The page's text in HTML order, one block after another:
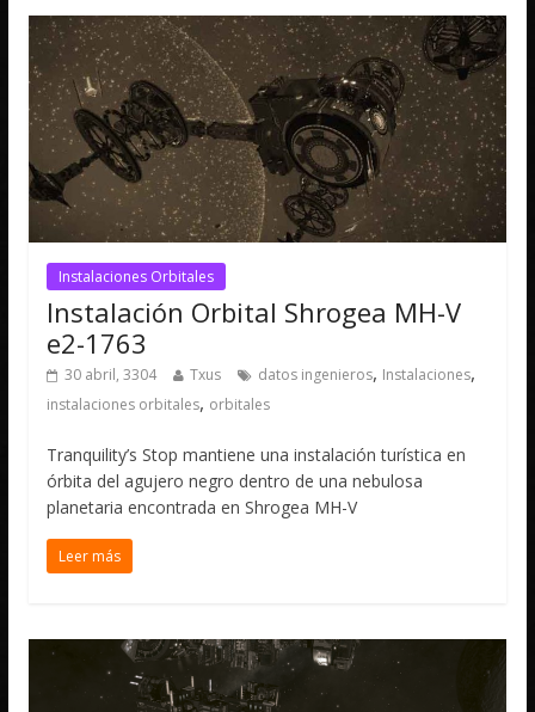
Instalaciones Orbitales
Instalación Orbital Shrogea MH-V
e2-1763
30 abril, 3304 Txus datos ingenieros, Instalaciones,
instalaciones orbitales, orbitales
Tranquility’s Stop mantiene una instalación turística en
órbita del agujero negro dentro de una nebulosa
planetaria encontrada en Shrogea MH-V
Leer más